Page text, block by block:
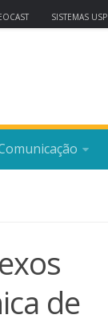
SISTEMAS USP
de